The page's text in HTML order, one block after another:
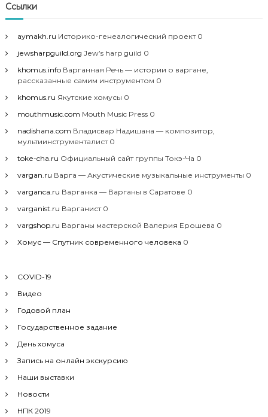
Ссылки
aymakh.ru Историко-генеалогический проект 0
jewsharpguild.org Jew’s harp guild 0
khomus.infoВарганная Речь — истории о варгане,
рассказанные самим инструментом 0
khomus.ru Якутские хомусы 0
mouthmusic.com Mouth Music Press 0
nadishana.com Владисвар Надишана — композитор,
мультиинструменталист 0
toke-cha.ru Официальный сайт группы Токэ-Ча 0
vargan.ru Варга — Акустические музыкальные инструменты 0
varganca.ru Варганка — Варганы в Саратове 0
varganist.ru Варганист 0
vargshop.ru Варганы мастерской Валерия Ерошева 0
Хомус — Спутник современного человека 0
COVID-19
Видео
Годовой план
Государственное задание
День хомуса
Запись на онлайн экскурсию
Наши выставки
Новости
НПК 2019